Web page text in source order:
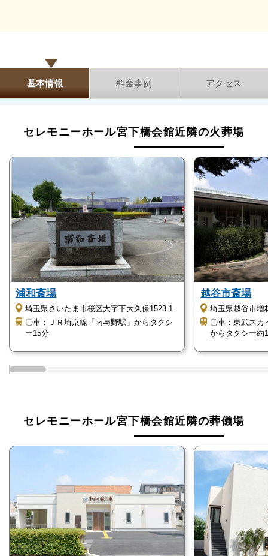
基本情報 料金事例 アクセス
セレモニーホール宮下橋会館近隣の火葬場
浦和斎場
埼玉県さいたま市桜区大字下大久保1523-1
〇車：ＪＲ埼京線「南与野駅」からタクシ
ー15分
越谷市斎場
埼玉県越谷市増
〇車：東武スカ
からタクシー約
セレモニーホール宮下橋会館近隣の葬儀場